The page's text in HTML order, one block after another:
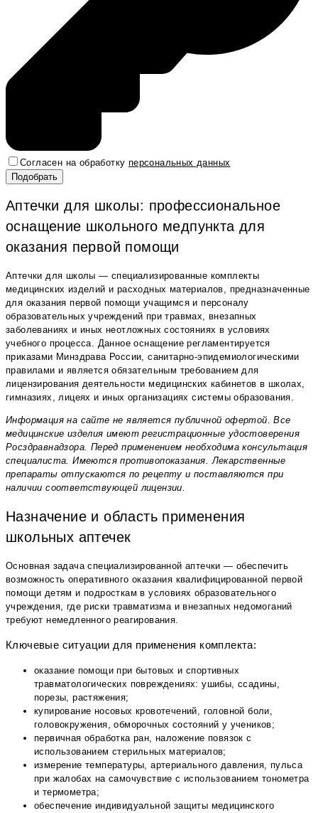
Согласен на обработку персональных данных
Аптечки для школы: профессиональное
оснащение школьного медпункта для
оказания первой помощи
Аптечки для школы — специализированные комплекты
медицинских изделий и расходных материалов, предназначенные
для оказания первой помощи учащимся и персоналу
образовательных учреждений при травмах, внезапных
заболеваниях и иных неотложных состояниях в условиях
учебного процесса. Данное оснащение регламентируется
приказами Минздрава России, санитарно-эпидемиологическими
правилами и является обязательным требованием для
лицензирования деятельности медицинских кабинетов в школах,
гимназиях, лицеях и иных организациях системы образования.
Информация на сайте не является публичной офертой. Все
медицинские изделия имеют регистрационные удостоверения
Росздравнадзора. Перед применением необходима консультация
специалиста. Имеются противопоказания. Лекарственные
препараты отпускаются по рецепту и поставляются при
наличии соответствующей лицензии.
Назначение и область применения
школьных аптечек
Основная задача специализированной аптечки — обеспечить
возможность оперативного оказания квалифицированной первой
помощи детям и подросткам в условиях образовательного
учреждения, где риски травматизма и внезапных недомоганий
требуют немедленного реагирования.
Ключевые ситуации для применения комплекта:
оказание помощи при бытовых и спортивных
травматологических повреждениях: ушибы, ссадины,
порезы, растяжения;
купирование носовых кровотечений, головной боли,
головокружения, обморочных состояний у учеников;
первичная обработка ран, наложение повязок с
использованием стерильных материалов;
измерение температуры, артериального давления, пульса
при жалобах на самочувствие с использованием тонометра
и термометра;
обеспечение индивидуальной защиты медицинского